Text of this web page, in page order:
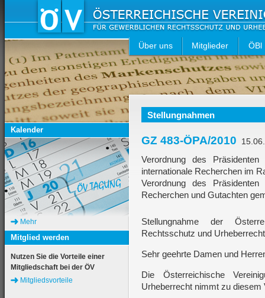
Über uns Mitglieder ÖBl
Stellungnahmen
GZ 483-ÖPA/2010
Verordnung des
internationale Recherchen im
Verordnung des
Recherchen und Gutachten
Stellungnahme der
Rechtsschutz und Urheberrecht
Sehr geehrte Damen und
Die Österreichische
Urheberrecht nimmt zu diesem
Kalender
Mehr
Mitglied werden
Nutzen Sie die Vorteile einer
Mitgliedschaft bei der ÖV
Mitgliedsvorteile